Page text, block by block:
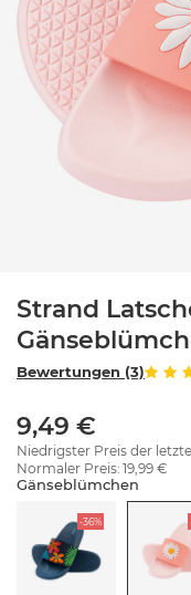
Strand
Bewertungen (3)
9,49 €
Niedrigster Preis der
Normaler Preis: 19,99 €
Gänseblümchen
-36%